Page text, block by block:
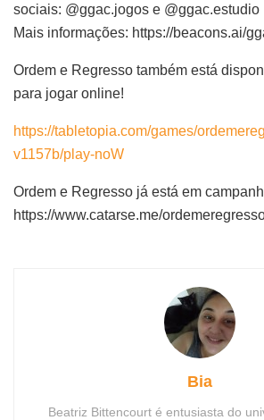
sociais: @ggac.jogos e @ggac.estudio
Mais informações: https://beacons.ai/
Ordem e Regresso também está
para jogar online!
https://tabletopia.com/games/
v1157b/play-noW
Ordem e Regresso já está em
https://www.catarse.me/
Bia
Beatriz Bittencourt é entusiasta do